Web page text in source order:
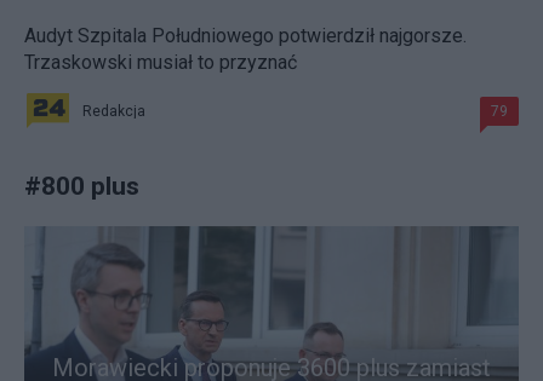
Audyt Szpitala Południowego potwierdził najgorsze.
Trzaskowski musiał to przyznać
Redakcja 79
#800 plus
Morawiecki proponuje 3600 plus zamiast